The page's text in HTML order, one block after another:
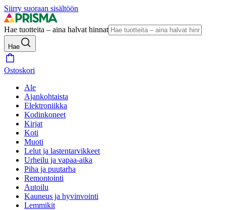
Siirry suoraan sisältöön
Hae tuotteita – aina halvat hinnat
Hae
Ostoskori
Ale
Ajankohtaista
Elektroniikka
Kodinkoneet
Kirjat
Koti
Muoti
Lelut ja lastentarvikkeet
Urheilu ja vapaa-aika
Piha ja puutarha
Remontointi
Autoilu
Kauneus ja hyvinvointi
Lemmikit